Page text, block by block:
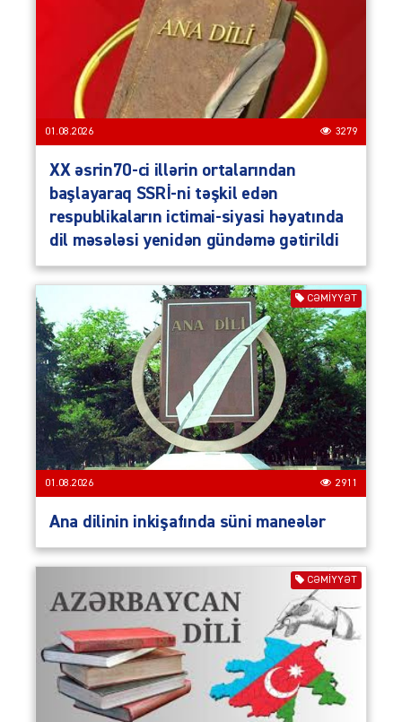
01.08.2026 3279
XX əsrin70-ci illərin ortalarından
başlayaraq SSRİ-ni təşkil edən
respublikaların ictimai-siyasi həyatında
dil məsələsi yenidən gündəmə gətirildi
CƏMIYYƏT
01.08.2026 2911
Ana dilinin inkişafında süni maneələr
CƏMIYYƏT